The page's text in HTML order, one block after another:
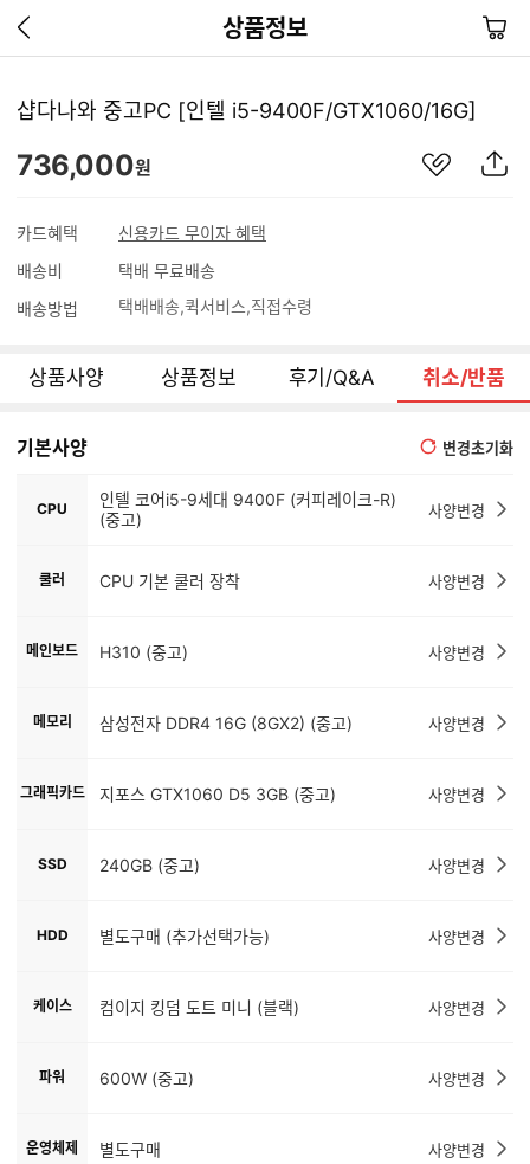
상품정보
이
지
기
장
바
샵다나와 중고PC [인텔 i5-9400F/GTX1060/16G]
736,000원
카드혜택
신용카드 무이자 혜택
배송비
택배 무료배송
배송방법
택배배송 퀵서비스 직접수령
상품사양 상품정보 후기/Q&A 취소/반품
기본사양 변경초기화
CPU
인텔 코어i5-9세대 9400F (커피레이크-R)
(중고)
사양변경
쿨러 CPU 기본 쿨러 장착 사양변경
메인보드 H310 (중고) 사양변경
메모리 삼성전자 DDR4 16G (8GX2) (중고) 사양변경
그래픽카드 지포스 GTX1060 D5 3GB (중고) 사양변경
SSD 240GB (중고) 사양변경
HDD 별도구매 (추가선택가능) 사양변경
케이스 컴이지 킹덤 도트 미니 (블랙) 사양변경
파워 600W (중고) 사양변경
운영체제 별도구매 사양변경